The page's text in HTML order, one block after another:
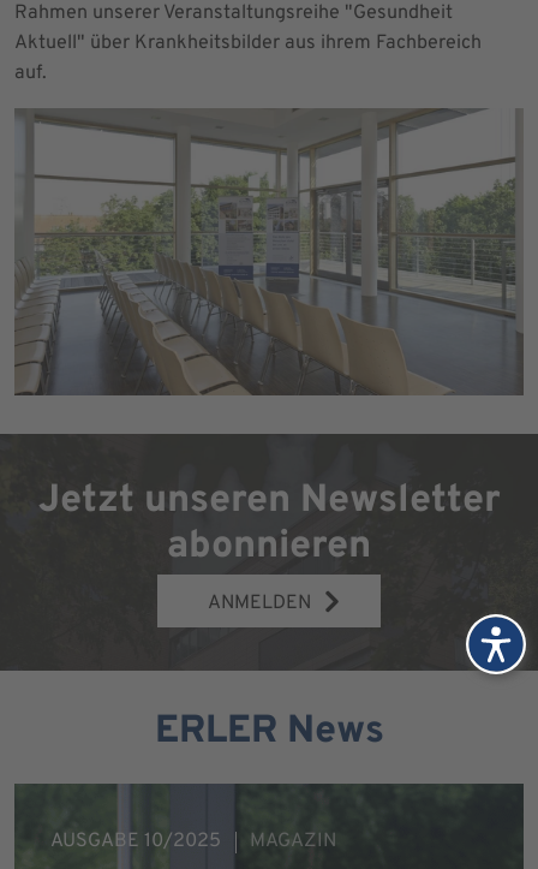
Rahmen unserer Veranstaltungsreihe "Gesundheit
Aktuell" über Krankheitsbilder aus ihrem Fachbereich
auf.
Jetzt unseren Newsletter
abonnieren
ANMELDEN
ERLER News
AUSGABE 10/2025 MAGAZIN